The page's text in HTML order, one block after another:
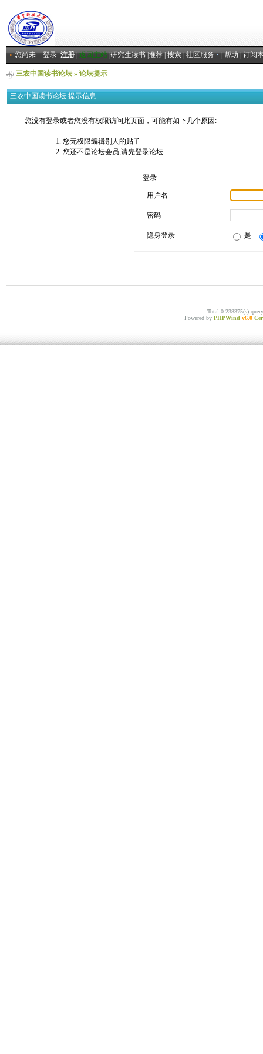
»您尚未登录 注册|返回主站|研究生读书|推荐|搜索|社区服务 |帮助|订阅
三农中国读书论坛» 论坛提示
三农中国读书论坛 提示信息
您没有登录或者您没有权限访问此页面，可能有如下几个原因:
您无权限编辑别人的贴子
您还不是论坛会员,请先登录论坛
登录
用户名
密码
隐身登录 是
Total 0.238375(s)
Powered by PHPWind v6.0